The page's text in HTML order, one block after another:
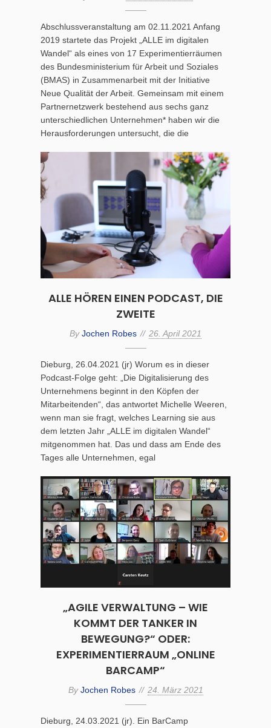
Abschlussveranstaltung am 02.11.2021 Anfang
2019 startete das Projekt „ALLE im digitalen
Wandel“ als eines von 17 Experimentierräumen
des Bundesministerium für Arbeit und Soziales
(BMAS) in Zusammenarbeit mit der Initiative
Neue Qualität der Arbeit. Gemeinsam mit einem
Partnernetzwerk bestehend aus sechs ganz
unterschiedlichen Unternehmen* haben wir die
Herausforderungen untersucht, die die
ALLE HÖREN EINEN PODCAST, DIE
ZWEITE
ByJochen Robes 26. April 2021
Dieburg, 26.04.2021 (jr) Worum es in dieser
Podcast-Folge geht: „Die Digitalisierung des
Unternehmens beginnt in den Köpfen der
Mitarbeitenden“, das antwortet Michelle Weeren,
wenn man sie fragt, welches Learning sie aus
dem letzten Jahr „ALLE im digitalen Wandel“
mitgenommen hat. Das und dass am Ende des
Tages alle Unternehmen, egal
„AGILE VERWALTUNG – WIE
KOMMT DER TANKER IN
BEWEGUNG?“ ODER:
EXPERIMENTIERRAUM „ONLINE
BARCAMP“
ByJochen Robes 24. März 2021
Dieburg, 24.03.2021 (jr). Ein BarCamp